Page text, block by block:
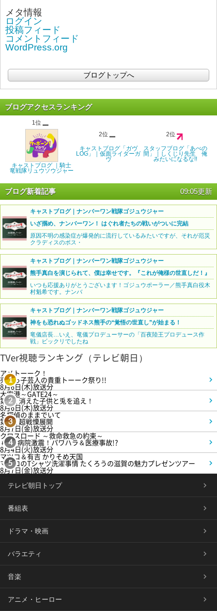
メタ情報
ログイン
投稿フィード
コメントフィード
WordPress.org
ブログトップへ
ブログアクセスランキング
1位
キャストブログ ｜騎士
竜戦隊リュウソウジャー
2位
キャストブログ「ガヴ
LOG」｜仮面ライダーガ
ヴ
2位
スタッフブログ「あべの
間」｜しくじり先生 俺
みたいになるな!!
ブログ新着記事 09:05更新
キャストブログ｜ナンバーワン戦隊ゴジュウジャー
いざ掴め、ナンバーワン！ はぐれ者たちの戦いがついに完結
原因不明の感染症が爆発的に流行しているみたいですが、それが厄災
クラディスのボス・
キャストブログ｜ナンバーワン戦隊ゴジュウジャー
熊手真白を演じられて、僕は幸せです。『これが俺様の世直しだ！』
いつも応援ありがとうございます！ゴジュウポーラー／熊手真白役木
村魁希です。ナンバ
キャストブログ｜ナンバーワン戦隊ゴジュウジャー
神をも恐れぬゴッドネス熊手の“覚悟の世直し”が始まる！
竜儀店長…いえ、竜儀プロデューサーの「百夜陸王プロデュース作
戦」ビックリでしたね
TVer視聴ランキング（テレビ朝日）
1
アメトーーク！
売れっ子芸人の貴重トーーク祭り!!
8月6日(木)放送分
2
大空港～GATE24～
第3話 消えた子供と兎を追え！
8月6日(木)放送分
3
名探偵のままでいて
第4話 超戦慄展開
8月7日(金)放送分
4
クロスロード ～救命救急の約束～
＃5 病院激震！パワハラ＆医療事故!?
8月4日(火)放送分
5
マツコ＆有吉 かりそめ天国
マツコのTシャツ洗濯事情 たくろうの滋賀の魅力プレゼンツアー
8月7日(金)放送分
テレビ朝日トップ
番組表
ドラマ・映画
バラエティ
音楽
アニメ・ヒーロー